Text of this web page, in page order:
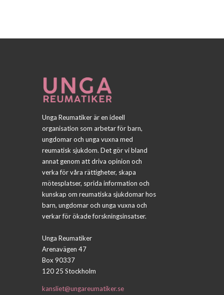
Unga Reumatiker är en ideell
organisation som arbetar för barn,
ungdomar och unga vuxna med
reumatisk sjukdom. Det gör vi bland
annat genom att driva opinion och
verka för våra rättigheter, skapa
mötesplatser, sprida information och
kunskap om reumatiska sjukdomar hos
barn, ungdomar och unga vuxna och
verkar för ökade forskningsinsatser.
Unga Reumatiker
Arenavägen 47
Box 90337
120 25 Stockholm
kansliet@ungareumatiker.se